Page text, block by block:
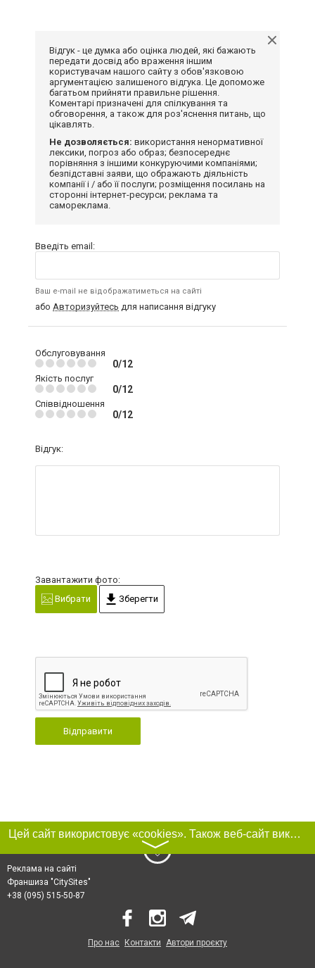
Відгук - це думка або оцінка людей, які бажають
передати досвід або враження іншим
користувачам нашого сайту з обов'язковою
аргументацією залишеного відгука. Це допоможе
багатьом прийняти правильне рішення.
Коментарі призначені для спілкування та
обговорення, а також для роз'яснення питань, що
цікавлять.
Не дозволяється: використання ненормативної
лексики, погроз або образ; безпосереднє
порівняння з іншими конкуруючими компаніями;
безпідставні заяви, що ображають діяльність
компанії і / або її послуги; розміщення посилань на
сторонні інтернет-ресурси; реклама та
самореклама.
Введіть email:
Ваш e-mail не відображатиметься на сайті
або Авторизуйтесь для написання відгуку
Обслуговування
0/12
Якість послуг
0/12
Співвідношення
0/12
Відгук:
Завантажити фото:
Вибрати
Зберегти
Відправити
Цей сайт використовує «cookies». Також веб-сайт використовує інтернет-сервіс для збору технічних даних стосовно відвідувачів з метою отримання маркетингової та статистичної інформації. Умови обробки даних відвідувачів сайту див.
〉
Реклама на сайті
Франшиза "CitySites"
+38 (095) 515-50-87
Про нас Контакти Автори проєкту